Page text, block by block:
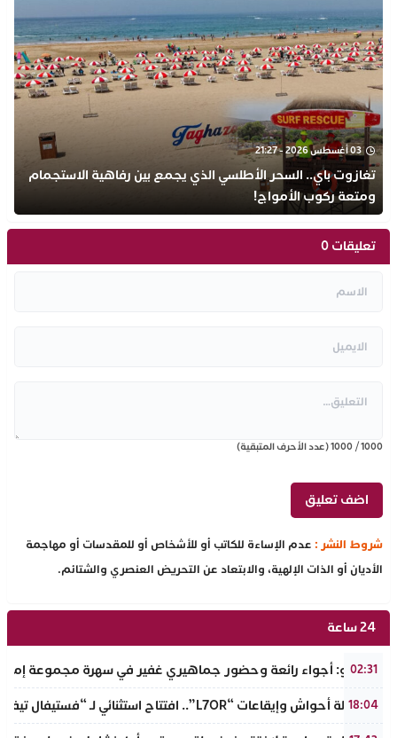
03 أغسطس 2026 - 21:27
تغازوت باي.. السحر الأطلسي الذي يجمع بين رفاهية الاستجمام
ومتعة ركوب الأمواج!
تعليقات 0
1000
/
1000(عدد الأحرف المتبقية)
شروط النشر : عدم الإساءة للكاتب أو للأشخاص أو للمقدسات أو مهاجمة
الأديان أو الذات الإلهية، والابتعاد عن التحريض العنصري والشتائم.
24 ساعة
02:31
بالفيديو: أجواء رائعة وحضور جماهيري غفير في سهرة مجموعة
18:04
بين أصالة أحواش وإيقاعات “L7OR”.. افتتاح استثنائي لـ “فستيفال تيفاوين” بتافراوت